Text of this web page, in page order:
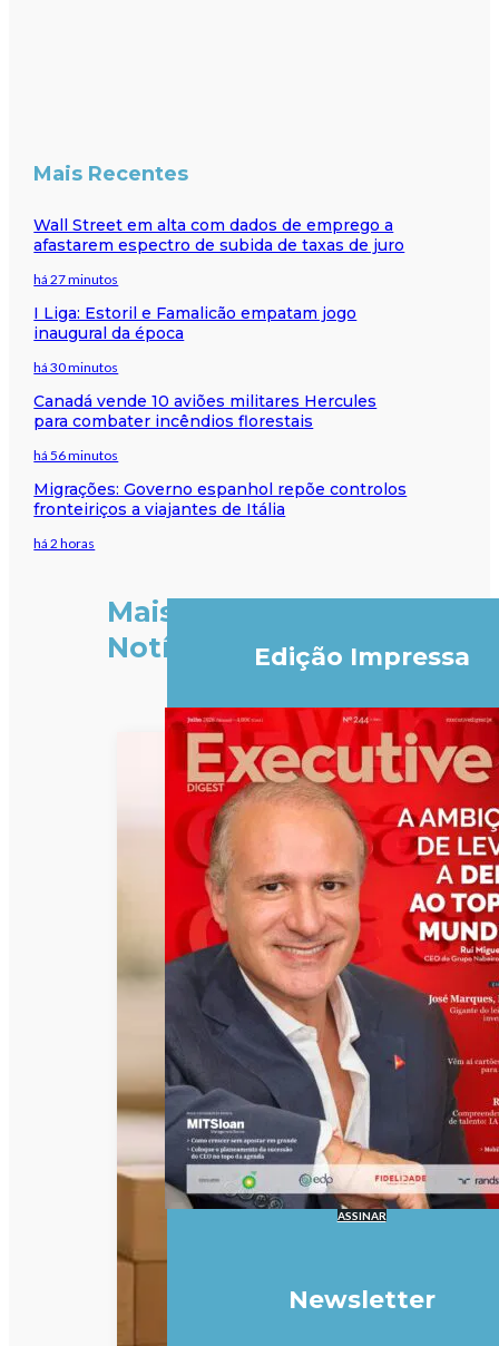
Mais Recentes
Wall Street em alta com dados de emprego a
afastarem espectro de subida de taxas de juro
há 27 minutos
I Liga: Estoril e Famalicão empatam jogo
inaugural da época
há 30 minutos
Canadá vende 10 aviões militares Hercules
para combater incêndios florestais
há 56 minutos
Migrações: Governo espanhol repõe controlos
fronteiriços a viajantes de Itália
há 2 horas
Mais
Notícias
Edição Impressa
ASSINAR
Newsletter